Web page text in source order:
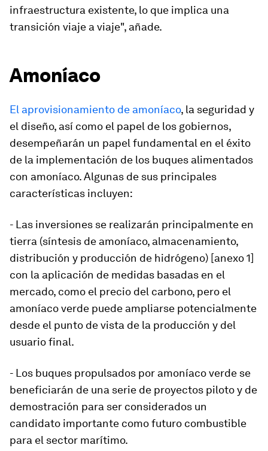
infraestructura existente, lo que implica una
transición viaje a viaje", añade.
Amoníaco
El aprovisionamiento de amoníaco, la seguridad y
el diseño, así como el papel de los gobiernos,
desempeñarán un papel fundamental en el éxito
de la implementación de los buques alimentados
con amoníaco. Algunas de sus principales
características incluyen:
- Las inversiones se realizarán principalmente en
tierra (síntesis de amoníaco, almacenamiento,
distribución y producción de hidrógeno) [anexo 1]
con la aplicación de medidas basadas en el
mercado, como el precio del carbono, pero el
amoníaco verde puede ampliarse potencialmente
desde el punto de vista de la producción y del
usuario final.
- Los buques propulsados por amoníaco verde se
beneficiarán de una serie de proyectos piloto y de
demostración para ser considerados un
candidato importante como futuro combustible
para el sector marítimo.